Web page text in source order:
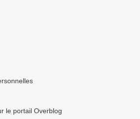
le portail Overblog